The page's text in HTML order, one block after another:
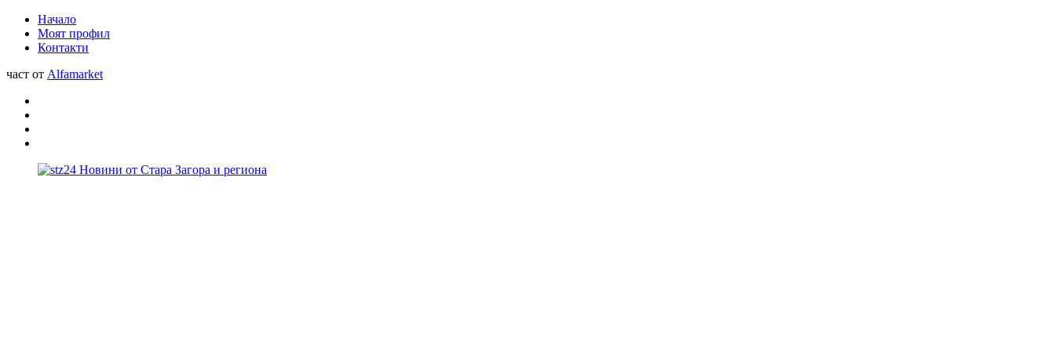
Начало
Моят профил
Контакти
част от Alfamarket